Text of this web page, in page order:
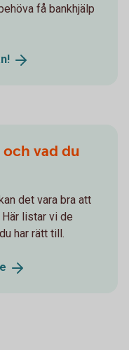
få bankhjälp
vad du
det vara bra att
listar vi de
har rätt till.